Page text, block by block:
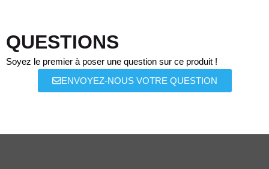
QUESTIONS
Soyez le premier à poser une question sur ce produit !
ENVOYEZ-NOUS VOTRE QUESTION